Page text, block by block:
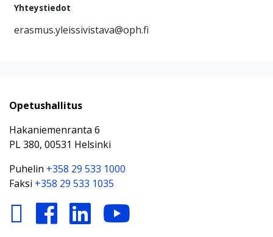
Yhteystiedot
erasmus.yleissivistava@oph.fi
Opetushallitus
Hakaniemenranta 6
PL 380, 00531 Helsinki
Puhelin +358 29 533 1000
Faksi +358 29 533 1035